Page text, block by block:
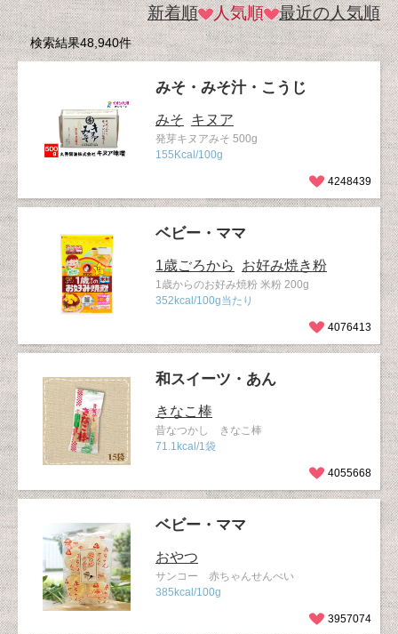
新着順 人気順 最近の人気順
検索結果48,940件
みそ・みそ汁・こうじ
みそ キヌア
発芽キヌアみそ 500g
155Kcal/100g
4248439
ベビー・ママ
1歳ごろから お好み焼き粉
1歳からのお好み焼粉 米粉 200g
352kcal/100g当たり
4076413
和スイーツ・あん
きなこ棒
昔なつかし きなこ棒
71.1kcal/1袋
4055668
ベビー・ママ
おやつ
サンコー 赤ちゃんせんべい
385kcal/100g
3957074